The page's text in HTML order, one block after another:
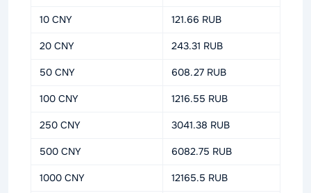
10 CNY 121.66 RUB
20 CNY 243.31 RUB
50 CNY 608.27 RUB
100 CNY 1216.55 RUB
250 CNY 3041.38 RUB
500 CNY 6082.75 RUB
1000 CNY 12165.5 RUB